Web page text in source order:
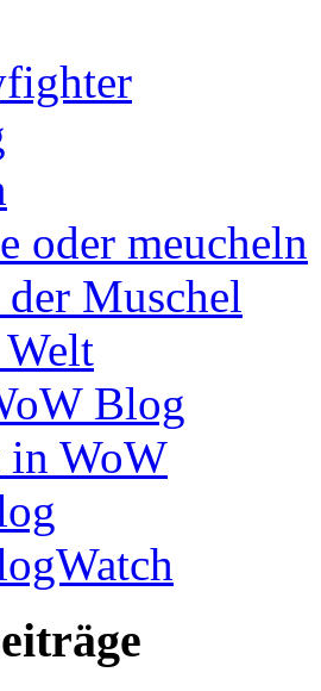
oder meucheln
der Muschel
Blog
in WoW